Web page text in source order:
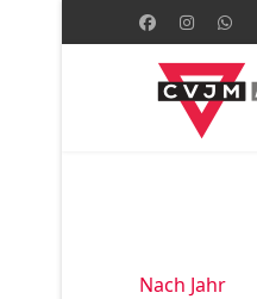
Nach Jahr